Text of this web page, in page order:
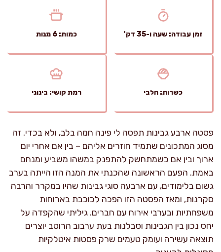
זמן עבודה: שעה ו-35 דק' כמות: 6 מנות
כשרות: חלבי רמת קושי: בינוני
פסטה ארבע גבינות תפסה לי פינה חמה בלב, ולא בכדי. זה
מסוג המתכונים שתמיד חוזרים אליהם – בין אם אחרי יום
ארוך ובין אם כשמתחשק להתפנק במשהו משביע ומנחם
באמת. הפעם הראשונה שהכנתי את המנה הזו הייתה בערב
גשום בלימודים, עם ארבעה סוגי גבינות שהיו במקרר והרבה
סקרנות, ומאז הפסטה הזו הפכה לכוכבת בארוחות
משפחתיות ובערבי אירוח עם חברים. גיליתי שהקפדה על
יחס נכון בין הגבינות וסבלנות בעת ערבוב הרוטב יוצרים
תוצאה עשירה ועומק טעמים שרק פסטות איטלקיות